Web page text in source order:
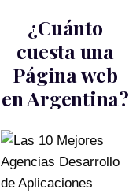
¿Cuánto
cuesta una
Página web
en Argentina?